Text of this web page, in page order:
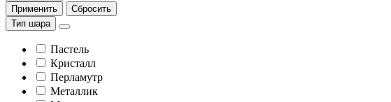
Применить
Сбросить
Тип шара
Пастель
Кристалл
Перламутр
Металлик